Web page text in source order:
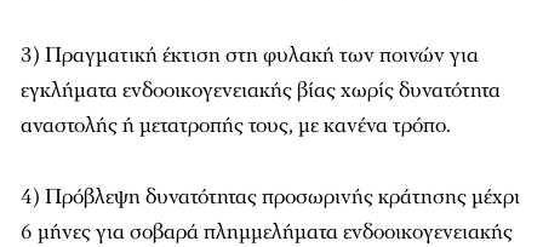
3) Πραγματική έκτιση στη φυλακή των ποινών για
εγκλήματα ενδοοικογενειακής βίας χωρίς δυνατότητα
αναστολής ή μετατροπής τους, με κανένα τρόπο.
4) Πρόβλεψη δυνατότητας προσωρινής κράτησης μέχρι
6 μήνες για σοβαρά πλημμελήματα ενδοοικογενειακής